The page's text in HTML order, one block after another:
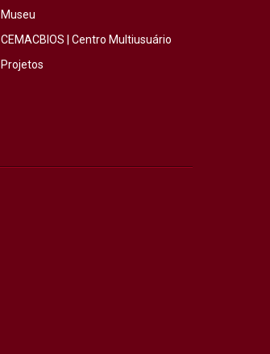
Museu
CEMACBIOS | Centro Multiusuário
Projetos